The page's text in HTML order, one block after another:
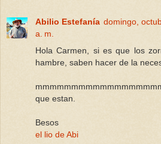
Abilio Estefanía domingo,
a. m.
Hola Carmen, si es que los
hambre, saben hacer de la
que estan.
Besos
el lio de Abi